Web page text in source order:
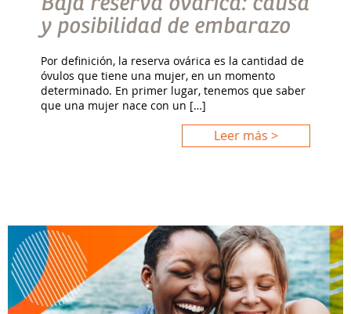
y posibilidad de embarazo
Por definición, la reserva ovárica es la cantidad de
óvulos que tiene una mujer, en un momento
determinado. En primer lugar, tenemos que saber
que una mujer nace con un […]
Leer más >